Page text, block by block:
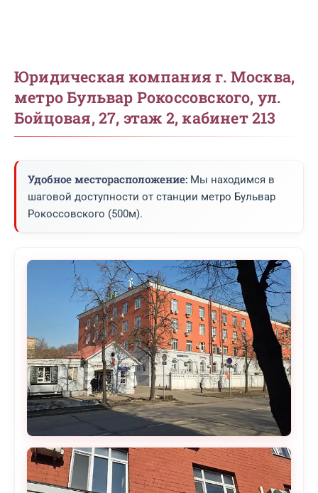
Юридическая компания г. Москва,
метро Бульвар Рокоссовского, ул.
Бойцовая, 27, этаж 2, кабинет 213
Удобное месторасположение: Мы находимся в
шаговой доступности от станции метро Бульвар
Рокоссовского (500м).